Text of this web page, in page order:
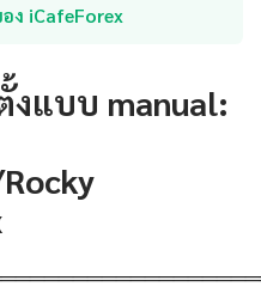
ง iCafeForex
งแบบ manual: